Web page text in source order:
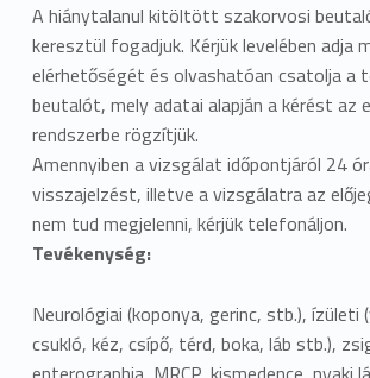
A hiánytalanul kitöltött szakorvosi
keresztül fogadjuk. Kérjük levelében adja
elérhetőségét és olvashatóan csatolja a
beutalót, mely adatai alapján a kérést az
rendszerbe rögzítjük.
Amennyiben a vizsgálat időpontjáról 24
visszajelzést, illetve a vizsgálatra az
nem tud megjelenni, kérjük telefonáljon.
Tevékenység:
Neurológiai (koponya, gerinc, stb.), ízületi
csukló, kéz, csípő, térd, boka, láb stb.),